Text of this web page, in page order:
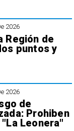
2026
Región de
puntos y
2026
de
Prohiben
Leonera"